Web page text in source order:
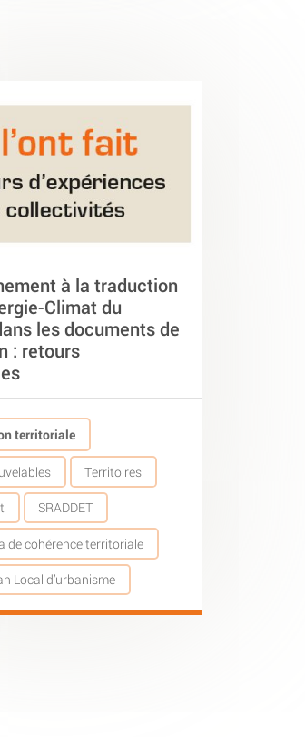
à la traduction
Climat du
les documents de
: retours
territoriale
Territoires
SRADDET
de cohérence territoriale
Local d’urbanisme